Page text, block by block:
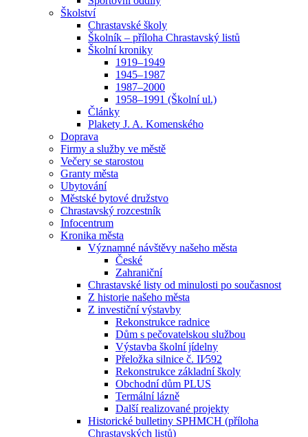
Školství
Chrastavské školy
Školník – příloha Chrastavský listů
Školní kroniky
1919–1949
1945–1987
1987–2000
1958–1991 (Školní ul.)
Články
Plakety J. A. Komenského
Doprava
Firmy a služby ve městě
Večery se starostou
Granty města
Ubytování
Městské bytové družstvo
Chrastavský rozcestník
Infocentrum
Kronika města
Významné návštěvy našeho města
České
Zahraniční
Chrastavské listy od minulosti po současnost
Z historie našeho města
Z investiční výstavby
Rekonstrukce radnice
Dům s pečovatelskou službou
Výstavba školní jídelny
Přeložka silnice č. II⁄592
Rekonstrukce základní školy
Obchodní dům PLUS
Termální lázně
Další realizované projekty
Historické bulletiny SPHMCH (příloha
Chrastavských listů)